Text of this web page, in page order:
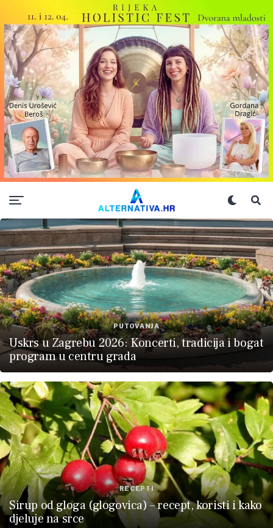
PUTOVANJA
Uskrs u Zagrebu 2026: Koncerti, tradicija i bogat
program u centru grada
RECEPTI
Sirup od gloga (glogovica) – recept, koristi i kako
djeluje na srce